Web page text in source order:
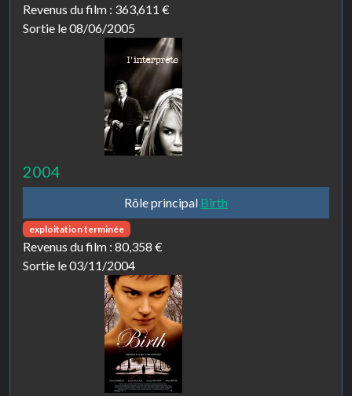
Revenus du film : 363,611 €
Sortie le 08/06/2005
2004
Rôle principal Birth
exploitation terminée
Revenus du film : 80,358 €
Sortie le 03/11/2004